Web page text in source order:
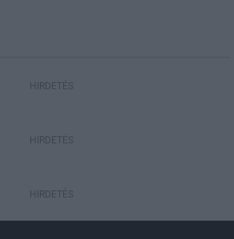
HIRDETÉS
HIRDETÉS
HIRDETÉS